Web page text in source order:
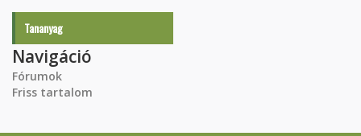
Tananyag
Navigáció
Fórumok
Friss tartalom